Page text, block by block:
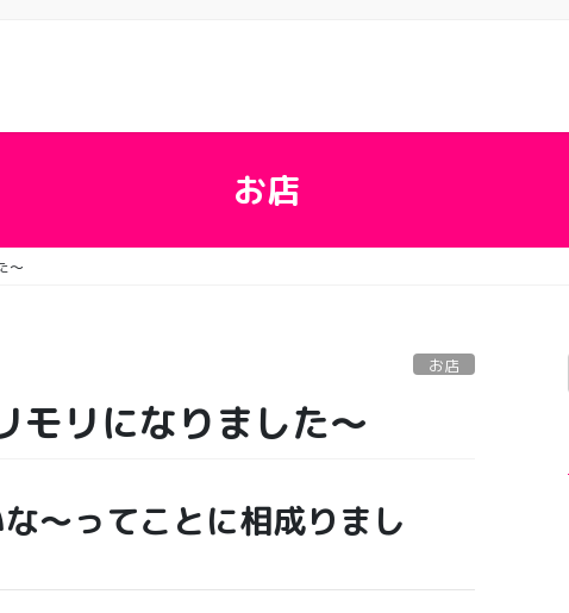
お店
〜
お店
モリになりました〜
〜ってことに相成りまし